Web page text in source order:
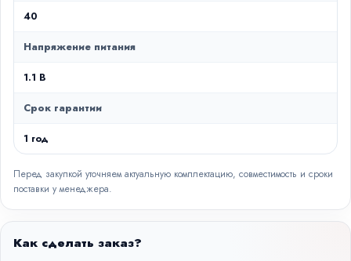
40
Напряжение питания
1.1 В
Срок гарантии
1 год
Перед закупкой уточняем актуальную комплектацию, совместимость и сроки
поставки у менеджера.
Как сделать заказ?